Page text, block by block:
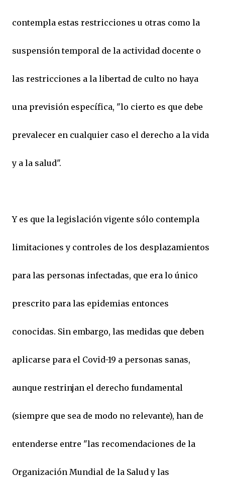
contempla estas restricciones u otras como la
suspensión temporal de la actividad docente o
las restricciones a la libertad de culto no haya
una previsión específica, "lo cierto es que debe
prevalecer en cualquier caso el derecho a la vida
y a la salud".
Y es que la legislación vigente sólo contempla
limitaciones y controles de los desplazamientos
para las personas infectadas, que era lo único
prescrito para las epidemias entonces
conocidas. Sin embargo, las medidas que deben
aplicarse para el Covid-19 a personas sanas,
aunque restrinjan el derecho fundamental
(siempre que sea de modo no relevante), han de
entenderse entre "las recomendaciones de la
Organización Mundial de la Salud y las